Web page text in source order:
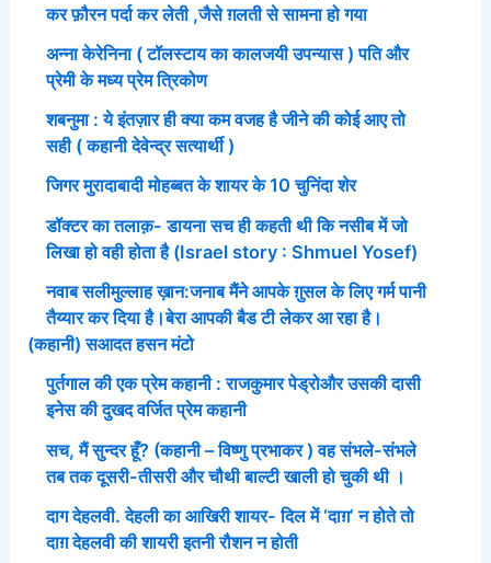
कर फ़ौरन पर्दा कर लेती ,जैसे ग़लती से सामना हो गया
अन्ना केरेनिना ( टॉलस्टाय का कालजयी उपन्यास ) पति और
प्रेमी के मध्य प्रेम त्रिकोण
शबनुमा : ये इंतज़ार ही क्या कम वजह है जीने की कोई आए तो
सही ( कहानी देवेन्द्र सत्यार्थी )
जिगर मुरादाबादी मोहब्बत के शायर के 10 चुनिंदा शेर
डॉक्टर का तलाक़- डायना सच ही कहती थी कि नसीब में जो
लिखा हो वही होता है (Israel story : Shmuel Yosef)
नवाब सलीमुल्लाह ख़ान:जनाब मैंने आपके ग़ुसल के लिए गर्म पानी
तैय्यार कर दिया है।बेरा आपकी बैड टी लेकर आ रहा है।
(कहानी) सआदत हसन मंटो
पुर्तगाल की एक प्रेम कहानी : राजकुमार पेड्रोऔर उसकी दासी
इनेस की दुखद वर्जित प्रेम कहानी
सच, मैं सुन्दर हूँ? (कहानी – विष्णु प्रभाकर ) वह संभले-संभले
तब तक दूसरी-तीसरी और चौथी बाल्टी खाली हो चुकी थी ।
दाग देहलवी. देहली का आखिरी शायर- दिल में ‘दाग़’ न होते तो
दाग़ देहलवी की शायरी इतनी रौशन न होती